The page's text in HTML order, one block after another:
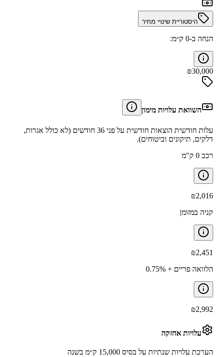
היסטוריית שינויי מחיר
הנחה ב-0 ק״מ:
₪30,000
השוואת עלויות מימון
עלות חודשית הוצאות חודשית על פני 36 חודשים (לא כולל אגרות,
דלקים, תיקונים וביטוחים).
רכב 0 ק"מ
₪2,016
קניה במזומן
₪2,451
הלוואה פריים + 0.75%
₪2,992
עלויות אחזקה
הערכת עלויות שנתיות על בסיס 15,000 ק״מ בשנה